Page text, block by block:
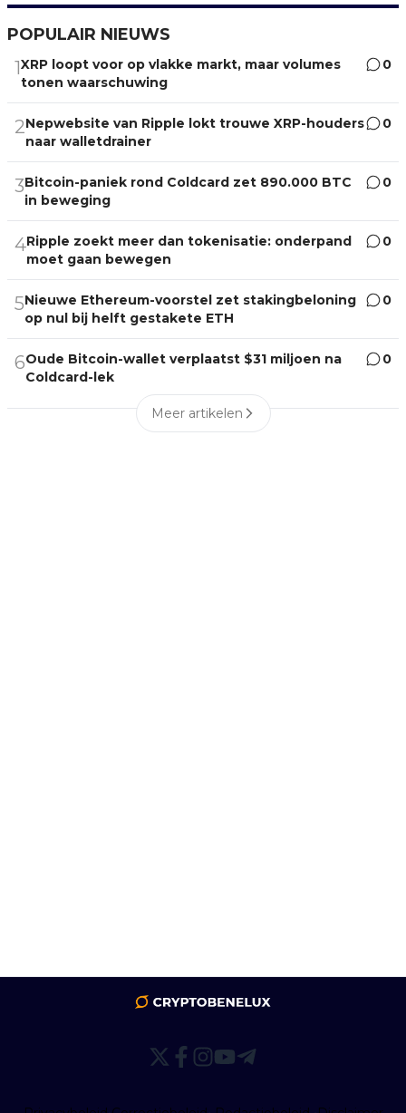
POPULAIR NIEUWS
1XRP loopt voor op vlakke markt, maar volumes
tonen waarschuwing
0
2Nepwebsite van Ripple lokt trouwe XRP-houders
naar walletdrainer
0
3Bitcoin-paniek rond Coldcard zet 890.000 BTC
in beweging
0
4Ripple zoekt meer dan tokenisatie: onderpand
moet gaan bewegen
0
5Nieuwe Ethereum-voorstel zet stakingbeloning
op nul bij helft gestakete ETH
0
6Oude Bitcoin-wallet verplaatst $31 miljoen na
Coldcard-lek
0
Meer artikelen